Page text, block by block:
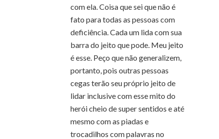
com ela. Coisa que sei que não é
fato para todas as pessoas com
deficiência. Cada um lida com sua
barra do jeito que pode. Meu jeito
é esse. Peço que não generalizem,
portanto, pois outras pessoas
cegas terão seu próprio jeito de
lidar inclusive com esse mito do
herói cheio de super sentidos e até
mesmo com as piadas e
trocadilhos com palavras no